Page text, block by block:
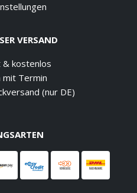
VERSAND
& kostenlos
mit Termin
(nur DE)